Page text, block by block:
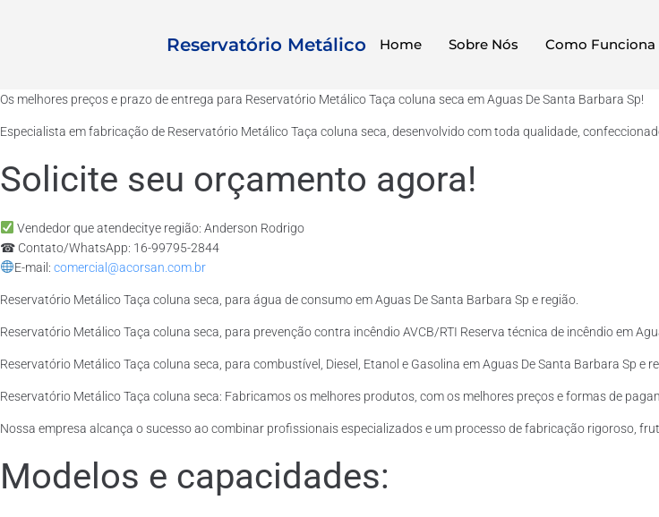
Reservatório Metálico Home Sobre Nós Como Funciona
Os melhores preços e prazo de entrega para Reservatório Metálico Taça coluna seca em Aguas De Santa Barbara Sp!
Especialista em fabricação de Reservatório Metálico Taça coluna seca, desenvolvido com toda qualidade,
Solicite seu orçamento agora!
Vendedor que atendecitye região: Anderson Rodrigo
☎ Contato/WhatsApp: 16-99795-2844
E-mail: comercial@acorsan.com.br
Reservatório Metálico Taça coluna seca, para água de consumo em Aguas De Santa Barbara Sp e região.
Reservatório Metálico Taça coluna seca, para prevenção contra incêndio AVCB/RTI Reserva técnica de incêndio em
Reservatório Metálico Taça coluna seca, para combustível, Diesel, Etanol e Gasolina em Aguas De Santa Barbara Sp e
Reservatório Metálico Taça coluna seca: Fabricamos os melhores produtos, com os melhores preços e formas de
Nossa empresa alcança o sucesso ao combinar profissionais especializados e um processo de fabricação rigoroso,
Modelos e capacidades: